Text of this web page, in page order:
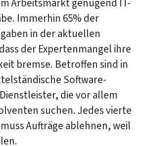
Arbeitsmarkt genügend IT-
Immerhin 65% der
in der aktuellen
der Expertenmangel ihre
bremse. Betroffen sind in
Software-
die vor allem
suchen. Jedes vierte
Aufträge ablehnen, weil